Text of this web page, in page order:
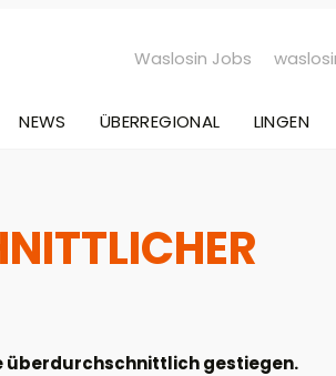
Waslosin Jobs
NEWS ÜBERREGIONAL LINGEN
überdurchschnittlich gestiegen.